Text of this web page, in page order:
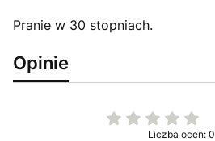
Pranie w 30 stopniach.
Opinie
Liczba ocen: 0